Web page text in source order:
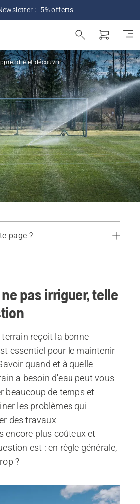
: -5% offerts
et découvrir
page ?
sur les faits
Quels problèmes une quantité excessive d'eau peut-elle entraîner ?
Lilienberg
pas irriguer, telle
terrain reçoit la bonne
essentiel pour le maintenir
quand et à quelle
a besoin d'eau peut vous
beaucoup de temps et
les problèmes qui
des travaux
encore plus coûteux et
est : en règle générale,
?